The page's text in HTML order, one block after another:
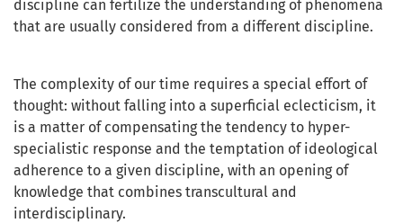
discipline can fertilize the understanding of phenomena
that are usually considered from a different discipline.
The complexity of our time requires a special effort of
thought: without falling into a superficial eclecticism, it
is a matter of compensating the tendency to hyper-
specialistic response and the temptation of ideological
adherence to a given discipline, with an opening of
knowledge that combines transcultural and
interdisciplinary.